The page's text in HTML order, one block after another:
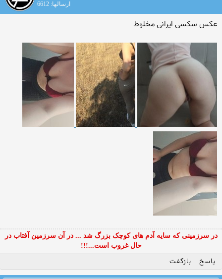
ارسالها: 6612
عکس سکسی ایرانی مخلوط
در سرزمینی که سایه آدم های کوچک بزرگ شد ... در آن سرزمین آفتاب در
حال غروب است...!!!
پاسخ بازگفت